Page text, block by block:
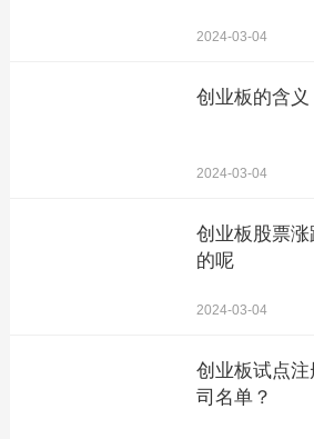
2024-03-04
创业板的含义
2024-03-04
创业板股票
的呢
2024-03-04
创业板试点
司名单？